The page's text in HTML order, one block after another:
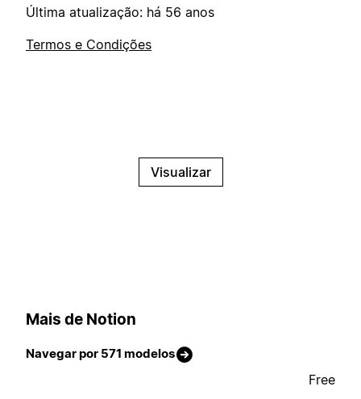
Última atualização: há 56 anos
Termos e Condições
Visualizar
Mais de Notion
Navegar por 571 modelos
Free